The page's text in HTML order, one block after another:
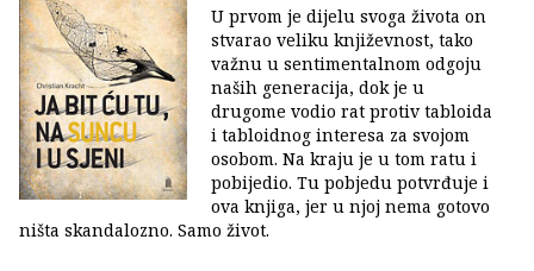
U prvom je dijelu svoga života on
stvarao veliku književnost, tako
važnu u sentimentalnom odgoju
naših generacija, dok je u
drugome vodio rat protiv tabloida
i tabloidnog interesa za svojom
osobom. Na kraju je u tom ratu i
pobijedio. Tu pobjedu potvrđuje i
ova knjiga, jer u njoj nema gotovo
ništa skandalozno. Samo život.